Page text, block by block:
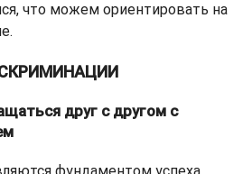
что можем ориентировать на
друг с другом с